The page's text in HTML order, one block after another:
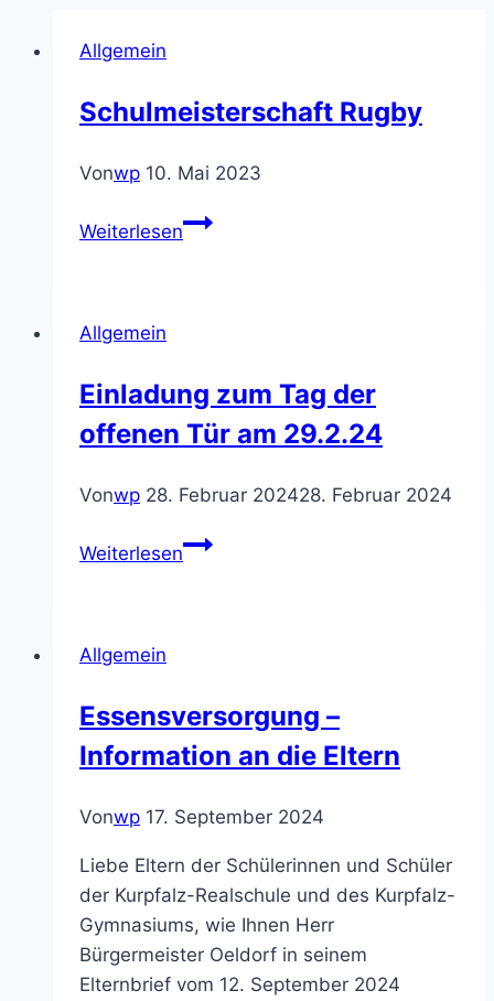
Allgemein
Schulmeisterschaft Rugby
Vonwp 10. Mai 2023
WeiterlesenSchulmeisterschaft
Allgemein
Einladung zum Tag der
offenen Tür am 29.2.24
Vonwp 28. Februar 202428. Februar 2024
WeiterlesenEinladung
am
29.2.24
Allgemein
Essensversorgung –
Information an die Eltern
Vonwp 17. September 2024
Liebe Eltern der Schülerinnen und Schüler
der Kurpfalz-Realschule und des Kurpfalz-
Gymnasiums, wie Ihnen Herr
Bürgermeister Oeldorf in seinem
Elternbrief vom 12. September 2024